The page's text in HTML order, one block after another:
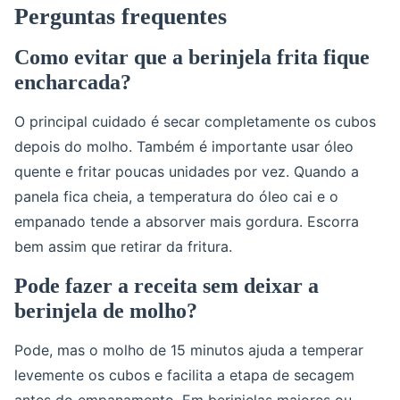
Perguntas frequentes
Como evitar que a berinjela frita fique
encharcada?
O principal cuidado é secar completamente os cubos
depois do molho. Também é importante usar óleo
quente e fritar poucas unidades por vez. Quando a
panela fica cheia, a temperatura do óleo cai e o
empanado tende a absorver mais gordura. Escorra
bem assim que retirar da fritura.
Pode fazer a receita sem deixar a
berinjela de molho?
Pode, mas o molho de 15 minutos ajuda a temperar
levemente os cubos e facilita a etapa de secagem